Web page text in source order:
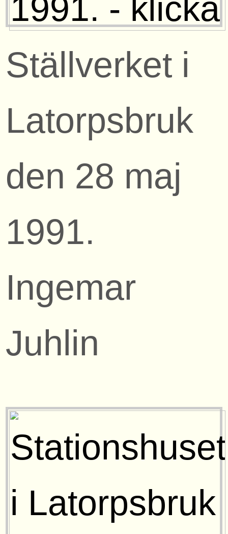
Ställverket i
Latorpsbruk
den 28 maj
1991.
Ingemar
Juhlin